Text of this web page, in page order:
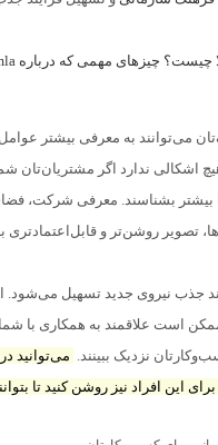
می‌توانند به معرفی بیشتر
اشکالی ندارد اگر مشتریان‌تان
بیشتر بشناسند. معرفی شرکت،
، تصویر روشن‌تر و قابل‌اعتمادتری
جذب نیروی جدید تسهیل می‌شود.
است علاقمند به همکاری با
نزدیک ببینند. می‌توانید
این افراد نیز روشن کنید تا